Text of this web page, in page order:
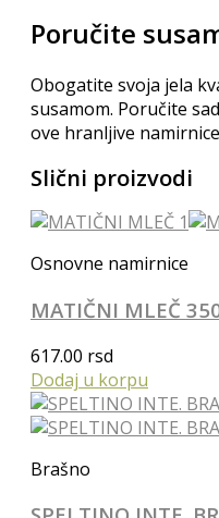
Poručite
Obogatite svoja jela
susamom. Poručite
ove hranljive
Slični proizvodi
Osnovne namirnice
MATIČNI MLEČ
617.00 rsd
Dodaj u korpu
Brašno